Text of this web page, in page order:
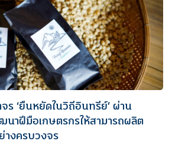
ร ‘ยืนหยัดในวิถีอินทรีย์’ ผ่าน
นาฝีมือเกษตรกรให้สามารถผลิต
างครบวงจร